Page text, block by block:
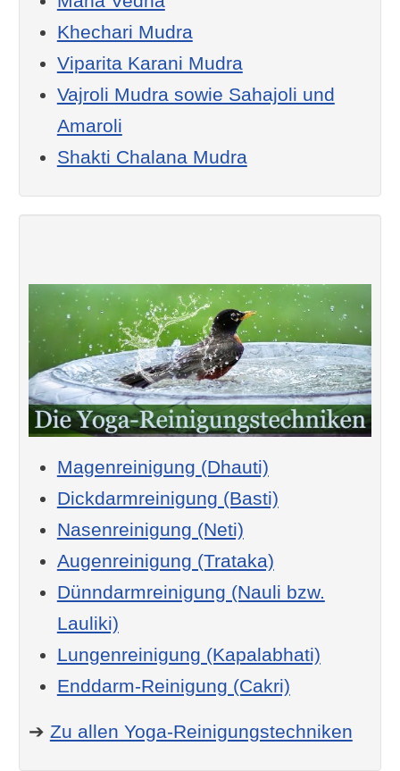
Khechari Mudra
Viparita Karani Mudra
Vajroli Mudra sowie Sahajoli und
Amaroli
Shakti Chalana Mudra
Magenreinigung (Dhauti)
Dickdarmreinigung (Basti)
Nasenreinigung (Neti)
Augenreinigung (Trataka)
Dünndarmreinigung (Nauli bzw.
Lauliki)
Lungenreinigung (Kapalabhati)
Enddarm-Reinigung (Cakri)
➔ Zu allen Yoga-Reinigungstechniken